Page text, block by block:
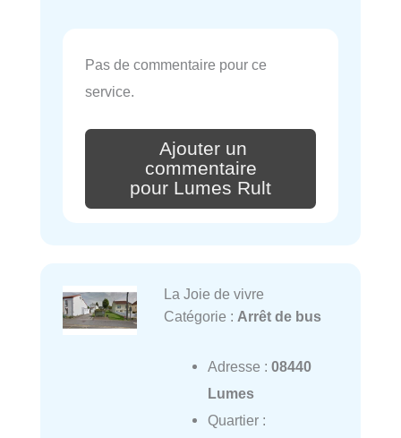
Pas de commentaire pour ce
service.
Ajouter un
commentaire
pour Lumes Rult
La Joie de vivre
Catégorie : Arrêt de bus
Adresse : 08440
Lumes
Quartier :